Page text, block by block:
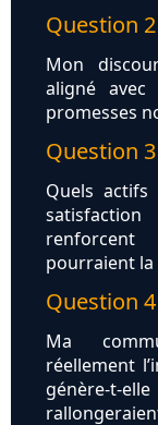
Question 2
Mon
aligné avec
promesses
Question 3
Quels actifs
pourraient la
Question 4
Ma
réellement
génère-t-